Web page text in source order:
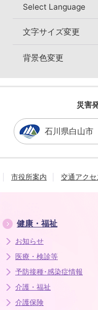
Select Language
文字サイズ変更
背景色変更
災害
石川県白山市
市役所案内 交通アクセ
健康・福祉
お知らせ
医療・検診等
予防接種･感染症情報
介護・福祉
介護保険